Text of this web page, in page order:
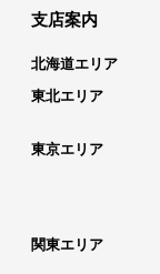
支店案内
北海道エリア
東北エリア
東京エリア
関東エリア